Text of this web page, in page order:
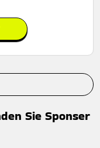
Sie Sponser